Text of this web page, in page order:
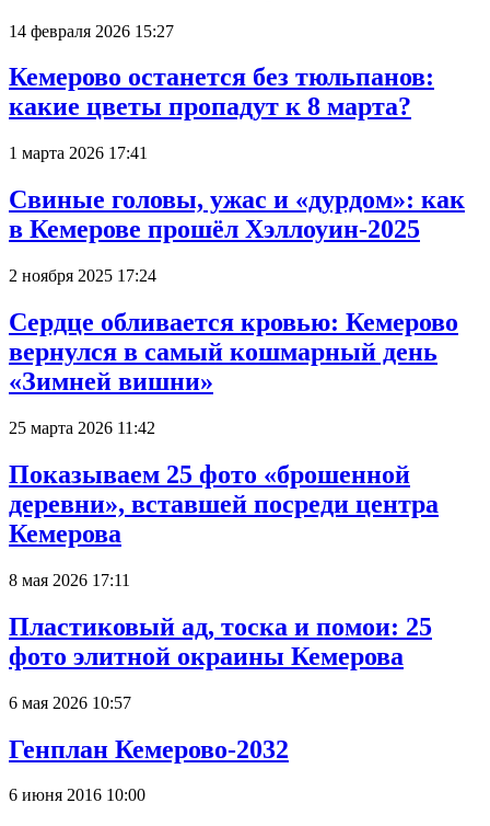
14 февраля 2026 15:27
Кемерово останется без тюльпанов:
какие цветы пропадут к 8 марта?
1 марта 2026 17:41
Свиные головы, ужас и «дурдом»: как
в Кемерове прошёл Хэллоуин-2025
2 ноября 2025 17:24
Сердце обливается кровью: Кемерово
вернулся в самый кошмарный день
«Зимней вишни»
25 марта 2026 11:42
Показываем 25 фото «брошенной
деревни», вставшей посреди центра
Кемерова
8 мая 2026 17:11
Пластиковый ад, тоска и помои: 25
фото элитной окраины Кемерова
6 мая 2026 10:57
Генплан Кемерово-2032
6 июня 2016 10:00